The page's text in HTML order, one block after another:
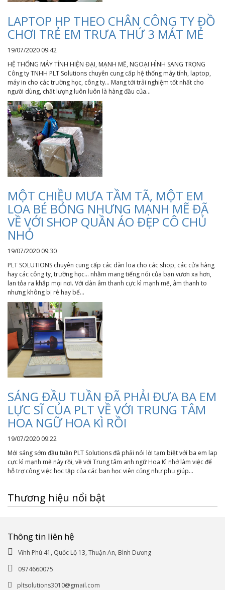
LAPTOP HP THEO CHÂN CÔNG TY ĐỒ
CHƠI TRẺ EM TRƯA THỨ 3 MÁT MẺ
19/07/2020 09:42
HỆ THỐNG MÁY TÍNH HIỆN ĐẠI, MẠNH MẼ, NGOẠI HÌNH SANG TRỌNG
Công ty TNHH PLT Solutions chuyên cung cấp hệ thống máy tính, laptop,
máy in cho các trường học, công ty... Mang tới trải nghiệm tốt nhất cho
người dùng, chất lượng luôn luôn là hàng đầu của...
MỘT CHIỀU MƯA TẦM TÃ, MỘT EM
LOA BÉ BỎNG NHƯNG MẠNH MẼ ĐÃ
VỀ VỚI SHOP QUẦN ÁO ĐẸP CÔ CHỦ
NHỎ
19/07/2020 09:30
PLT SOLUTIONS chuyên cung cấp các dàn loa cho các shop, các cửa hàng
hay các công ty, trường học... nhằm mang tiếng nói của bạn vươn xa hơn,
lan tỏa ra khắp mọi nơi. Với dàn âm thanh cực kì mạnh mẽ, âm thanh to
nhưng không bị rè hay bể...
SÁNG ĐẦU TUẦN ĐÃ PHẢI ĐƯA BA EM
LỰC SĨ CỦA PLT VỀ VỚI TRUNG TÂM
HOA NGỮ HOA KÌ RỒI
19/07/2020 09:22
Mới sáng sớm đầu tuần PLT Solutions đã phải nói lời tạm biệt với ba em lap
cực kì mạnh mẽ này rồi, về với Trung tâm anh ngữ Hoa Kì nhớ làm việc để
hỗ trợ công việc học tập của các bạn học viên củng như phụ giúp...
Thương hiệu nổi bật
Thông tin liên hệ
Vĩnh Phú 41, Quốc Lộ 13, Thuận An, Bình Dương
0974660075
pltsolutions3010@gmail.com